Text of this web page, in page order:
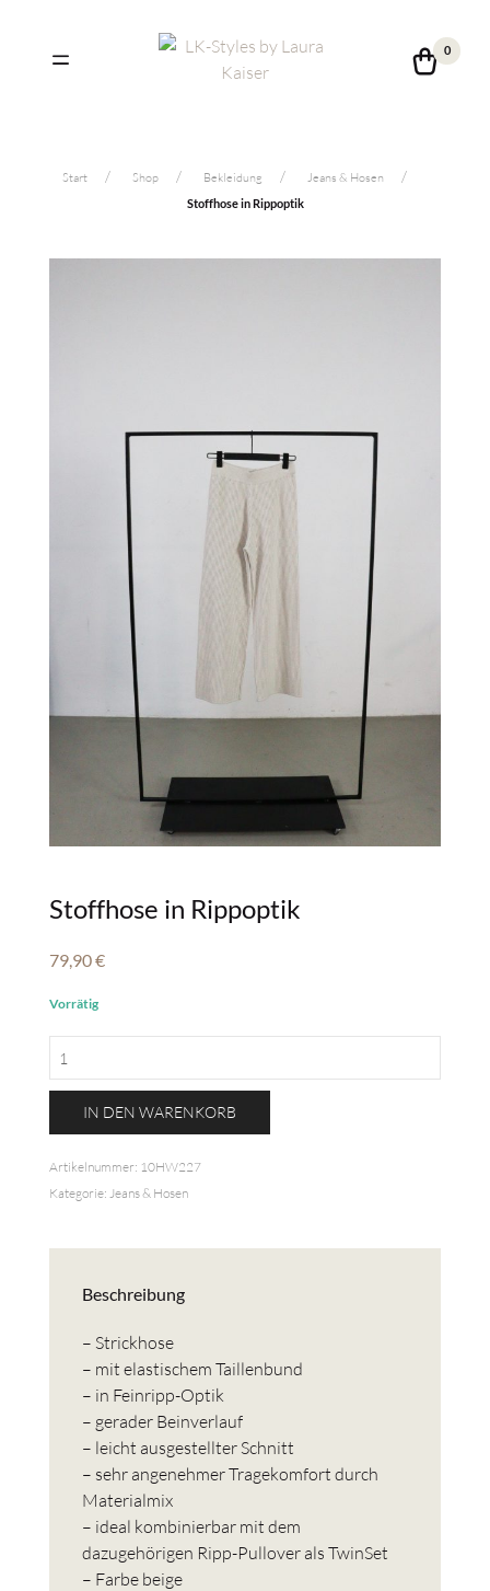
0
Start Shop Bekleidung Jeans & Hosen
Stoffhose in Rippoptik
Stoffhose in Rippoptik
79,90€
Vorrätig
Stoffhose
in
IN DEN WARENKORB
Artikelnummer: 10HW227
Kategorie: Jeans & Hosen
Beschreibung
– Strickhose
– mit elastischem Taillenbund
– in Feinripp-Optik
– gerader Beinverlauf
– leicht ausgestellter Schnitt
– sehr angenehmer Tragekomfort durch
Materialmix
– ideal kombinierbar mit dem
dazugehörigen Ripp-Pullover als TwinSet
– Farbe beige